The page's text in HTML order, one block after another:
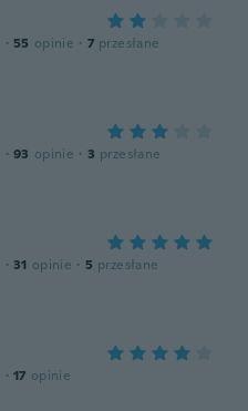
· 55 opinie · 7 przesłane
· 93 opinie · 3 przesłane
· 31 opinie · 5 przesłane
· 17 opinie